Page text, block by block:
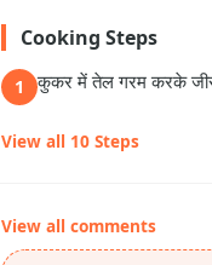
Cooking Steps
1 कुकर में तेल गरम करके
View all 10 Steps
View all comments